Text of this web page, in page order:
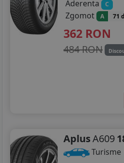
Aderenta C
Zgomot A 71
362 RON
484 RON
AplusA609
Turisme